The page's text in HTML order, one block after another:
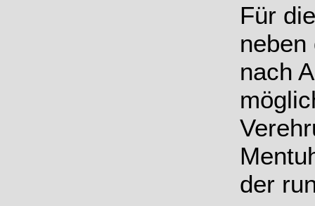
Für
neben
nach
der